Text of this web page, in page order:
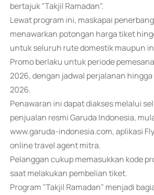
bertajuk "Takjil Ramadan".
Lewat program ini, maskapai
menawarkan potongan harga tiket
untuk seluruh rute domestik maupun
Promo berlaku untuk periode
2026, dengan jadwal perjalanan
2026.
Penawaran ini dapat diakses melalui
penjualan resmi Garuda Indonesia,
www.garuda-indonesia.com, aplikasi
online travel agent mitra.
Pelanggan cukup memasukkan kode
saat melakukan pembelian tiket.
Program "Takjil Ramadan" menjadi